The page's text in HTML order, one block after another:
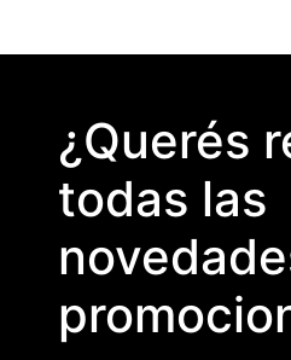
¿Querés
todas las